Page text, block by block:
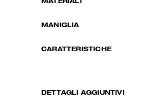
MANIGLIA
CARATTERISTICHE
DETTAGLI AGGIUNTIVI